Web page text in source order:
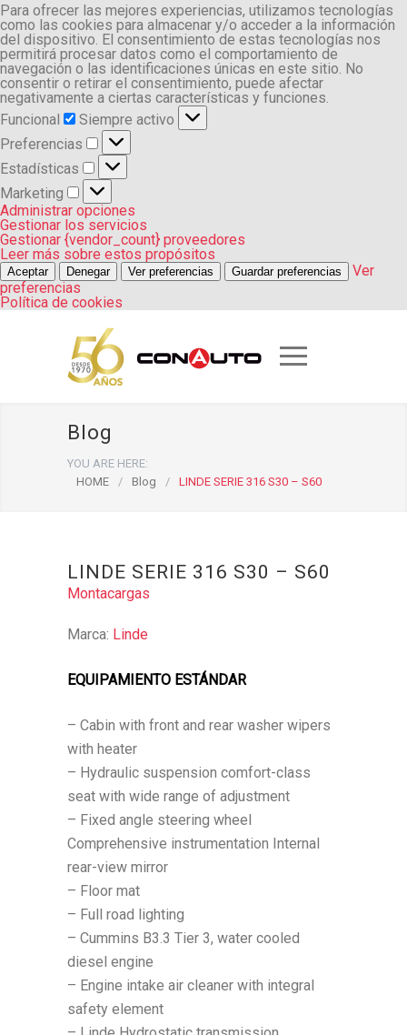
Para ofrecer las mejores experiencias, utilizamos tecnologías
como las cookies para almacenar y/o acceder a la información
del dispositivo. El consentimiento de estas tecnologías nos
permitirá procesar datos como el comportamiento de
navegación o las identificaciones únicas en este sitio. No
consentir o retirar el consentimiento, puede afectar
negativamente a ciertas características y funciones.
Funcional
Funcional
Siempre activo
Preferencias
Preferencias
Estadísticas
Estadísticas
Marketing
Marketing
Administrar opciones
Gestionar los servicios
Gestionar {vendor_count} proveedores
Leer más sobre estos propósitos
Aceptar Denegar Ver preferencias Guardar preferencias
Ver
preferencias
Política de cookies
Blog
YOU ARE HERE:
HOME
/ Blog / LINDE SERIE 316 S30 – S60
LINDE SERIE 316 S30 – S60
Montacargas
Marca: Linde
EQUIPAMIENTO ESTÁNDAR
– Cabin with front and rear washer wipers
with heater
– Hydraulic suspension comfort-class
seat with wide range of adjustment
– Fixed angle steering wheel
Comprehensive instrumentation Internal
rear-view mirror
– Floor mat
– Full road lighting
– Cummins B3.3 Tier 3, water cooled
diesel engine
– Engine intake air cleaner with integral
safety element